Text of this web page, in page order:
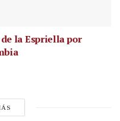
la Espriella por